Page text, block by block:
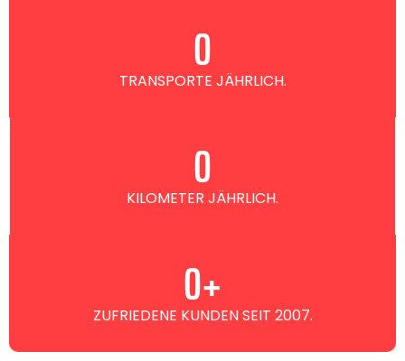
TRANSPORTE JÄHRLICH.
0
KILOMETER JÄHRLICH.
0
ZUFRIEDENE KUNDEN SEIT 2007.
0+